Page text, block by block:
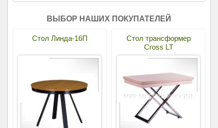
ВЫБОР НАШИХ ПОКУПАТЕЛЕЙ
Стол Линда-16П
Стол трансформер
Cross LT